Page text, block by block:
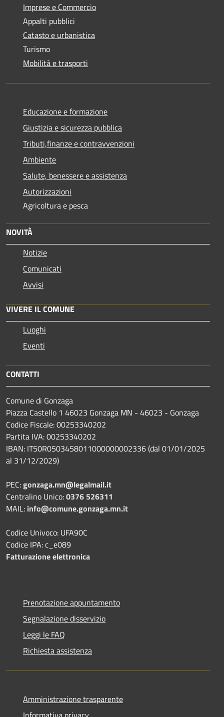
Imprese e Commercio
Appalti pubblici
Catasto e urbanistica
Turismo
Mobilità e trasporti
Educazione e formazione
Giustizia e sicurezza pubblica
Tributi,finanze e contravvenzioni
Ambiente
Salute, benessere e assistenza
Autorizzazioni
Agricoltura e pesca
NOVITÀ
Notizie
Comunicati
Avvisi
VIVERE IL COMUNE
Luoghi
Eventi
CONTATTI
Comune di Gonzaga
Piazza Castello 1 46023 Gonzaga MN - 46023 - Gonzaga
Codice Fiscale: 00253340202
Partita IVA: 00253340202
IBAN: IT50R0503458011000000002336 (dal 01/01/2025
al 31/12/2029)
PEC:gonzaga.mn@legalmail.it
Centralino Unico:0376 526311
MAIL: info@comune.gonzaga.mn.it
Codice Univoco: UFA90C
Codice IPA: c_e089
Fatturazione elettronica
Prenotazione appuntamento
Segnalazione disservizio
Leggi le FAQ
Richiesta assistenza
Amministrazione trasparente